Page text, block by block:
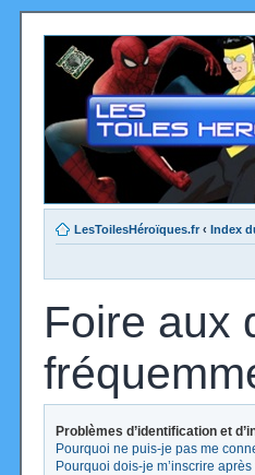
LesToilesHéroïques.fr ‹ Index
Foire aux
Problèmes d’identification et
Pourquoi ne puis-je pas me
Pourquoi dois-je m’inscrire après